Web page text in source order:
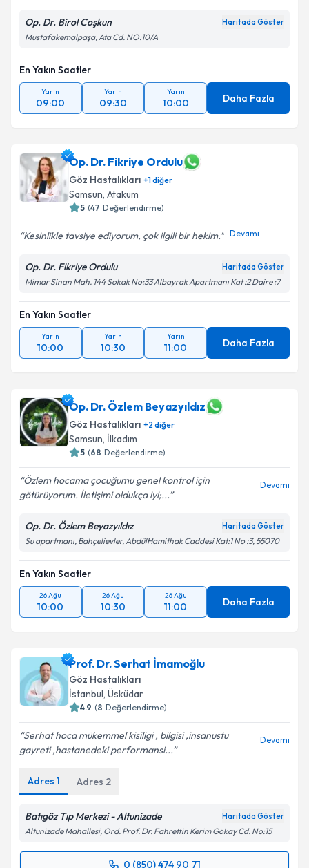
Op. Dr. Birol Coşkun Haritada Göster
Mustafakemalpaşa, Ata Cd. NO:10/A
En Yakın Saatler
Yarın
09:00
Yarın
09:30
Yarın
10:00 Daha Fazla
Op. Dr. Fikriye Ordulu
Göz Hastalıkları +1diğer
Samsun, Atakum
5 (47 Değerlendirme)
Kesinlikle tavsiye ediyorum, çok ilgili bir hekim. Devamı
Op. Dr. Fikriye Ordulu Haritada Göster
Mimar Sinan Mah. 144 Sokak No:33 Albayrak Apartmanı Kat :2 Daire :7
En Yakın Saatler
Yarın
10:00
Yarın
10:30
Yarın
11:00 Daha Fazla
Op. Dr. Özlem Beyazyıldız
Göz Hastalıkları +2 diğer
Samsun, İlkadım
5 (68 Değerlendirme)
Özlem hocama çocuğumu genel kontrol için
götürüyorum. İletişimi oldukça iyi;...
Devamı
Op. Dr. Özlem Beyazyıldız Haritada Göster
Su apartmanı, Bahçelievler, AbdülHamithak Caddesi Kat:1 No :3, 55070
En Yakın Saatler
26 Ağu
10:00
26 Ağu
10:30
26 Ağu
11:00 Daha Fazla
Prof. Dr. Serhat İmamoğlu
Göz Hastalıkları
İstanbul, Üsküdar
4.9 (8 Değerlendirme)
Serhat hoca mükemmel kisiligi , bilgisi ,insanustu
gayreti ,hastanedeki performansi...
Devamı
Adres 1 Adres 2
Batıgöz Tıp Merkezi - Altunizade Haritada Göster
Altunizade Mahallesi, Ord. Prof. Dr. Fahrettin Kerim Gökay Cd. No:15
0 (850) 474 90 71